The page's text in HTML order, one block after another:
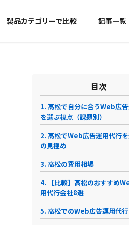
製品カテゴリーで比較 記事一覧
目次
1. 高松で自分に合うWeb広
を選ぶ視点（課題別）
2. 高松でWeb広告運用代行
の見極め
3. 高松の費用相場
4. 【比較】高松のおすすめ
用代行会社8選
5. 高松でのWeb広告運用代